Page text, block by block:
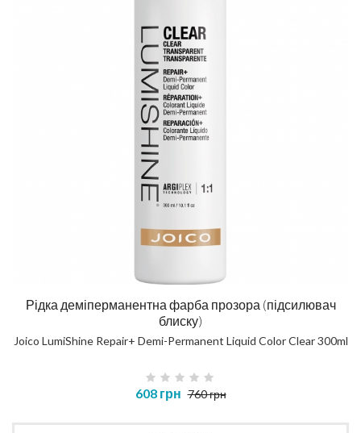
Рідка деміперманентна фарба прозора (підсилювач
блиску)
Joico LumiShine Repair+ Demi-Permanent Liquid Color Clear 300ml
608 грн 760 грн